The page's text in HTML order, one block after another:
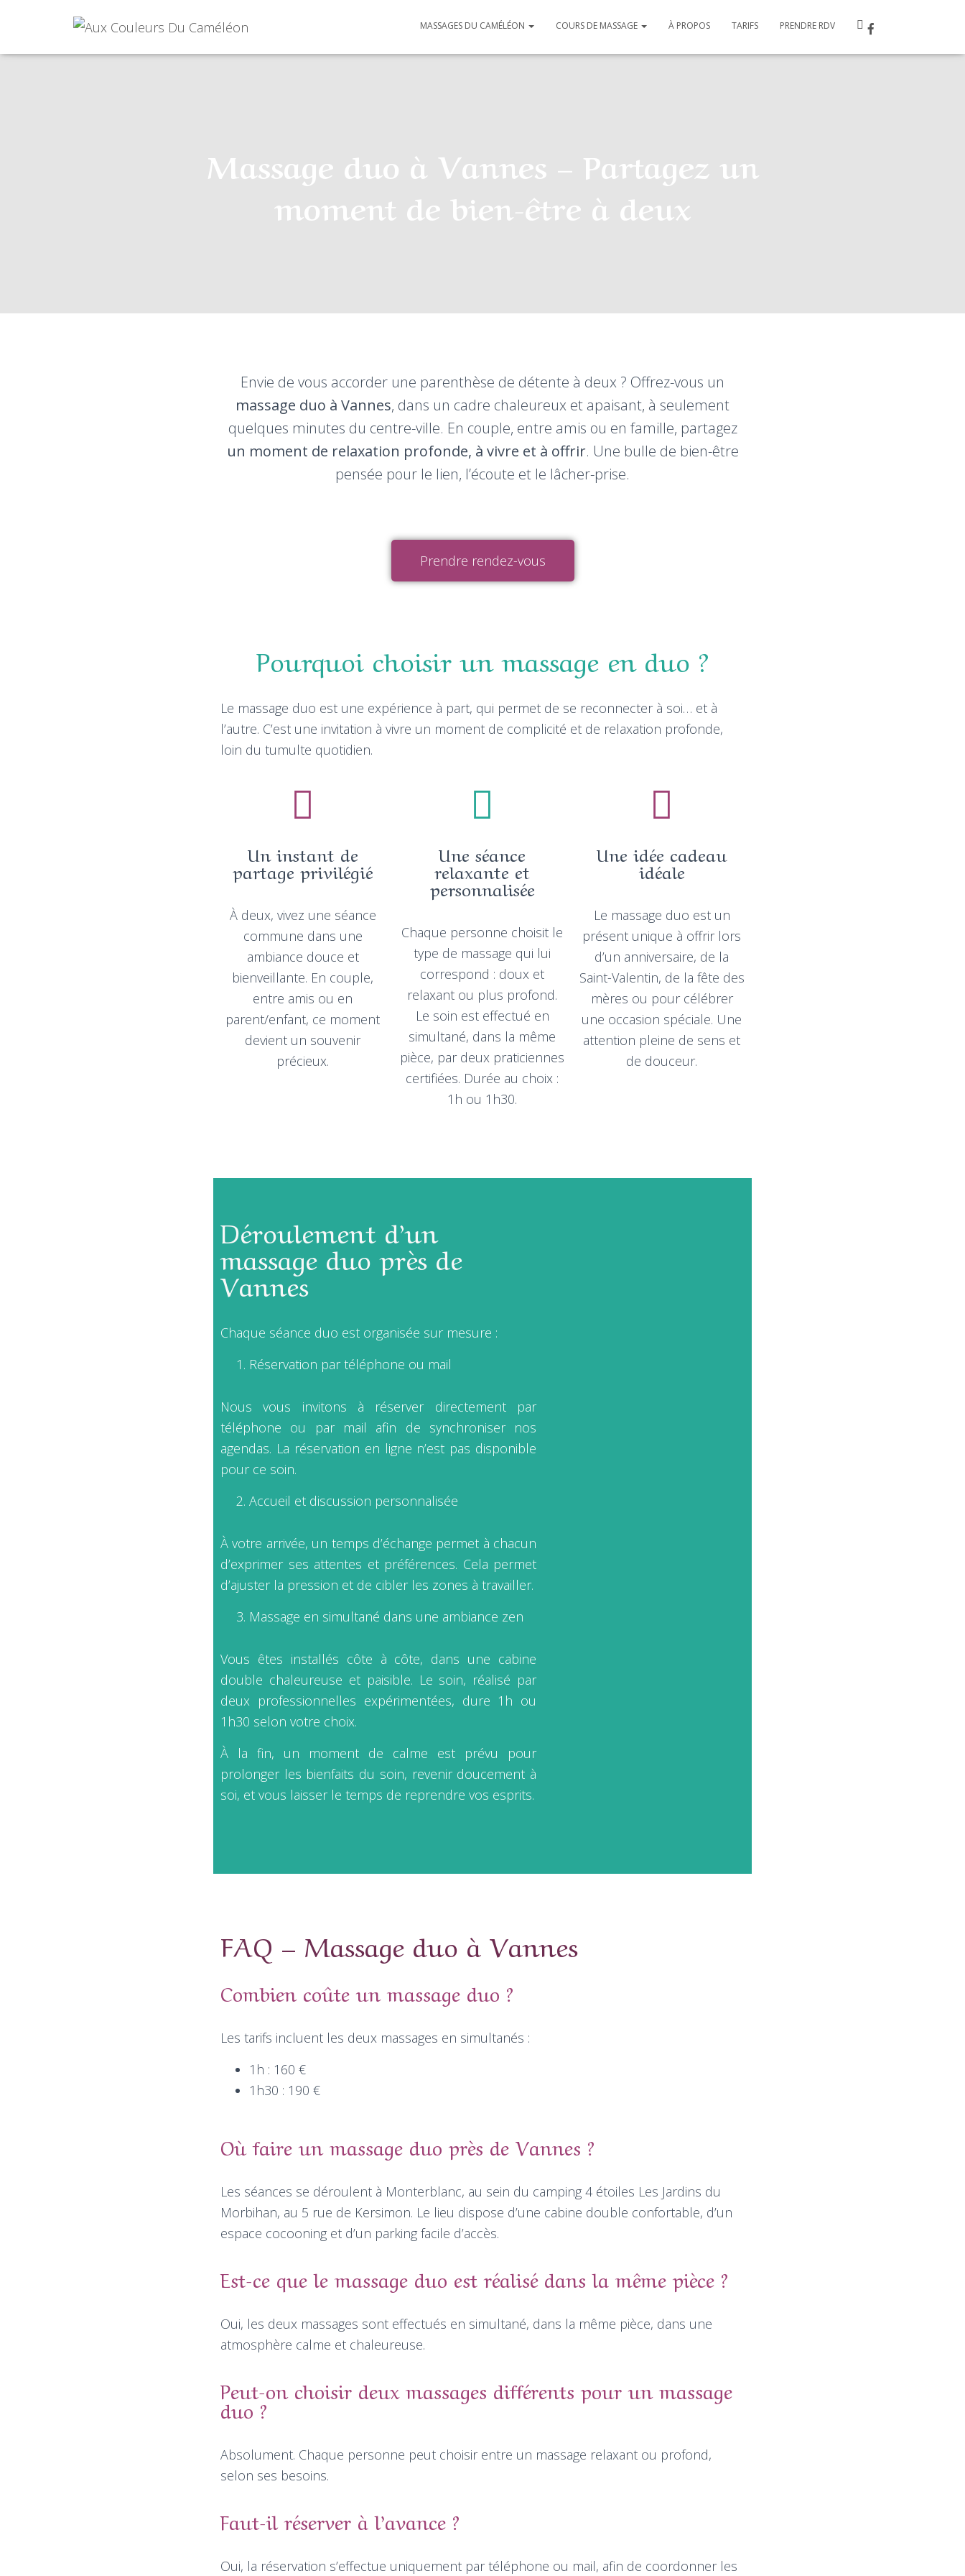
MASSAGES DU CAMÉLÉON COURS DE MASSAGE À PROPOS TARIFS PRENDRE RDV
Massage duo à Vannes – Partagez un
moment de bien-être à deux
Envie de vous accorder une parenthèse de détente à deux ? Offrez-vous un
massage duo à Vannes, dans un cadre chaleureux et apaisant, à seulement
quelques minutes du centre-ville. En couple, entre amis ou en famille, partagez
un moment de relaxation profonde, à vivre et à offrir. Une bulle de bien-être
pensée pour le lien, l’écoute et le lâcher-prise.
Prendre rendez-vous
Pourquoi choisir un massage en duo ?
Le massage duo est une expérience à part, qui permet de se reconnecter à soi… et à
l’autre. C’est une invitation à vivre un moment de complicité et de relaxation profonde,
loin du tumulte quotidien.
Un instant de
partage privilégié
À deux, vivez une séance
commune dans une
ambiance douce et
bienveillante. En couple,
entre amis ou en
parent/enfant, ce moment
devient un souvenir
précieux.
Une séance
relaxante et
personnalisée
Chaque personne choisit le
type de massage qui lui
correspond : doux et
relaxant ou plus profond.
Le soin est effectué en
simultané, dans la même
pièce, par deux praticiennes
certifiées. Durée au choix :
1h ou 1h30.
Une idée cadeau
idéale
Le massage duo est un
présent unique à offrir lors
d’un anniversaire, de la
Saint-Valentin, de la fête des
mères ou pour célébrer
une occasion spéciale. Une
attention pleine de sens et
de douceur.
Déroulement d’un
massage duo près de
Vannes
Chaque séance duo est organisée sur mesure :
Réservation par téléphone ou mail
Nous vous invitons à réserver directement par
téléphone ou par mail afin de synchroniser nos
agendas. La réservation en ligne n’est pas disponible
pour ce soin.
Accueil et discussion personnalisée
À votre arrivée, un temps d’échange permet à chacun
d’exprimer ses attentes et préférences. Cela permet
d’ajuster la pression et de cibler les zones à travailler.
Massage en simultané dans une ambiance zen
Vous êtes installés côte à côte, dans une cabine
double chaleureuse et paisible. Le soin, réalisé par
deux professionnelles expérimentées, dure 1h ou
1h30 selon votre choix.
À la fin, un moment de calme est prévu pour
prolonger les bienfaits du soin, revenir doucement à
soi, et vous laisser le temps de reprendre vos esprits.
FAQ – Massage duo à Vannes
Combien coûte un massage duo ?
Les tarifs incluent les deux massages en simultanés :
1h : 160 €
1h30 : 190 €
Où faire un massage duo près de Vannes ?
Les séances se déroulent à Monterblanc, au sein du camping 4 étoiles Les Jardins du
Morbihan, au 5 rue de Kersimon. Le lieu dispose d’une cabine double confortable, d’un
espace cocooning et d’un parking facile d’accès.
Est-ce que le massage duo est réalisé dans la même pièce ?
Oui, les deux massages sont effectués en simultané, dans la même pièce, dans une
atmosphère calme et chaleureuse.
Peut-on choisir deux massages différents pour un massage
duo ?
Absolument. Chaque personne peut choisir entre un massage relaxant ou profond,
selon ses besoins.
Faut-il réserver à l’avance ?
Oui, la réservation s’effectue uniquement par téléphone ou mail, afin de coordonner les